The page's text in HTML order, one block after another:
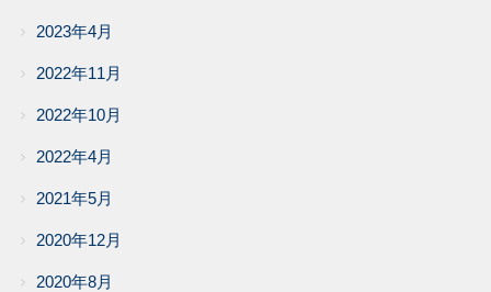
2023年4月
2022年11月
2022年10月
2022年4月
2021年5月
2020年12月
2020年8月